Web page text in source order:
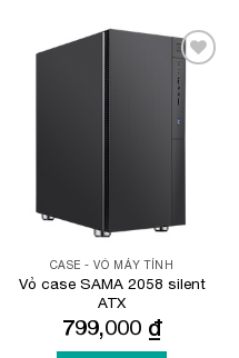
Add to
Wishlist
CASE - VỎ MÁY TÍNH
Vỏ case SAMA 2058 silent
ATX
799,000 ₫